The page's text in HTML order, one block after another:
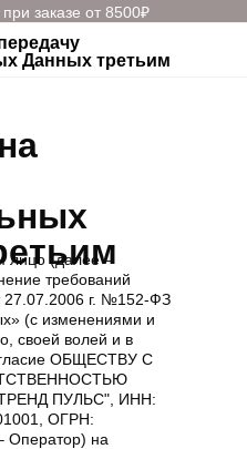
заказе от 8500₽
Данных третьим
лицо (далее –
требований
27.07.2006 г. №152-ФЗ
(с изменениями и
своей волей и в
ОБЩЕСТВУ С
ПУЛЬС", ИНН:
ОГРН:
Оператор) на